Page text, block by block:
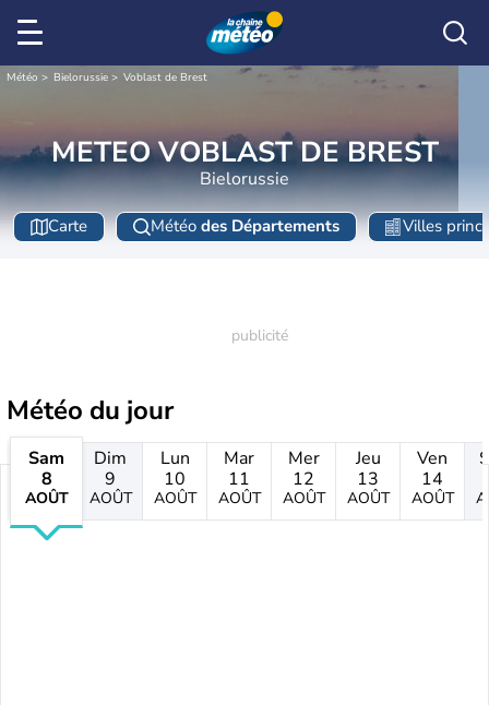
Météo Bielorussie Voblast de Brest
METEO VOBLAST DE BREST
Bielorussie
Carte Météo des Départements Villes
Météo du jour
Sam
8
AOÛT
Dim
9
AOÛT
Lun
10
AOÛT
Mar
11
AOÛT
Mer
12
AOÛT
Jeu
13
AOÛT
Ven
14
AOÛT